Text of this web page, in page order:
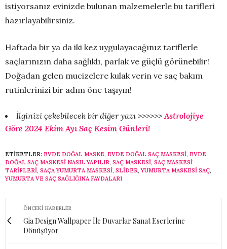
istiyorsanız evinizde bulunan malzemelerle bu tarifleri
hazırlayabilirsiniz.
Haftada bir ya da iki kez uygulayacağınız tariflerle
saçlarınızın daha sağlıklı, parlak ve güçlü görünebilir!
Doğadan gelen mucizelere kulak verin ve saç bakım
rutinlerinizi bir adım öne taşıyın!
İlginizi çekebilecek bir diğer yazı >>>>>> Astrolojiye
Göre 2024 Ekim Ayı Saç Kesim Günleri!
ETIKETLER: EVDE DOĞAL MASKE, EVDE DOĞAL SAÇ MASKESI, EVDE
DOĞAL SAÇ MASKESI NASIL YAPILIR, SAÇ MASKESI, SAÇ MASKESI
TARIFLERI, SAÇA YUMURTA MASKESI, SLİDER,YUMURTA MASKESI SAÇ,
YUMURTA VE SAÇ SAĞLIĞINA FAYDALARI
ÖNCEKI HABERLER
Gia Design Wallpaper İle Duvarlar Sanat Eserlerine
Dönüşüyor